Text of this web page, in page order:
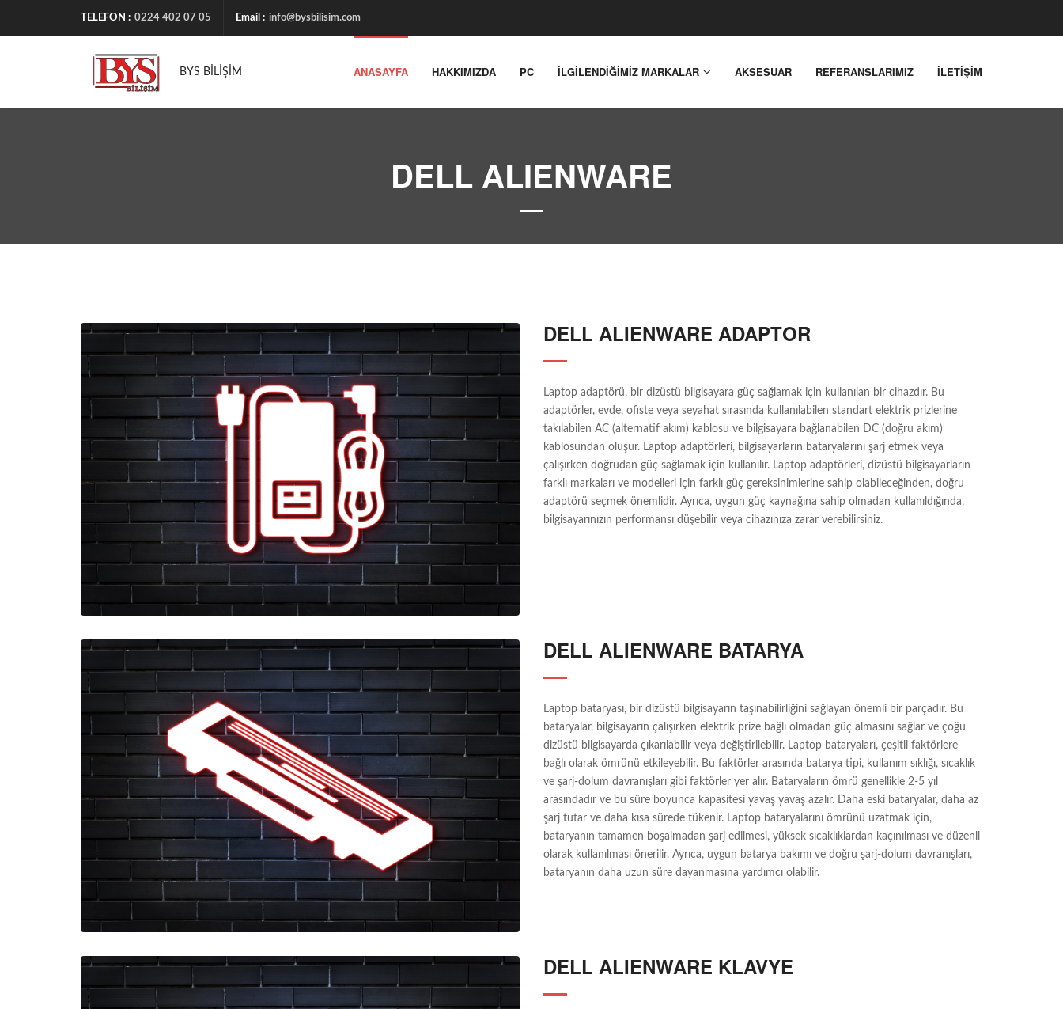
TELEFON : 0224 402 07 05 Email : info@bysbilisim.com
BYS BİLİŞİM ANASAYFA HAKKIMIZDA PC İLGİLENDİĞİMİZ MARKALAR AKSESUAR REFERANSLARIMIZ İLETİŞİM
DELL ALIENWARE
DELL ALIENWARE ADAPTOR
Laptop adaptörü, bir dizüstü bilgisayara güç sağlamak için kullanılan bir cihazdır. Bu
adaptörler, evde, ofiste veya seyahat sırasında kullanılabilen standart elektrik prizlerine
takılabilen AC (alternatif akım) kablosu ve bilgisayara bağlanabilen DC (doğru akım)
kablosundan oluşur. Laptop adaptörleri, bilgisayarların bataryalarını şarj etmek veya
çalışırken doğrudan güç sağlamak için kullanılır. Laptop adaptörleri, dizüstü bilgisayarların
farklı markaları ve modelleri için farklı güç gereksinimlerine sahip olabileceğinden, doğru
adaptörü seçmek önemlidir. Ayrıca, uygun güç kaynağına sahip olmadan kullanıldığında,
bilgisayarınızın performansı düşebilir veya cihazınıza zarar verebilirsiniz.
DELL ALIENWARE BATARYA
Laptop bataryası, bir dizüstü bilgisayarın taşınabilirliğini sağlayan önemli bir parçadır. Bu
bataryalar, bilgisayarın çalışırken elektrik prize bağlı olmadan güç almasını sağlar ve çoğu
dizüstü bilgisayarda çıkarılabilir veya değiştirilebilir. Laptop bataryaları, çeşitli faktörlere
bağlı olarak ömrünü etkileyebilir. Bu faktörler arasında batarya tipi, kullanım sıklığı, sıcaklık
ve şarj-dolum davranışları gibi faktörler yer alır. Bataryaların ömrü genellikle 2-5 yıl
arasındadır ve bu süre boyunca kapasitesi yavaş yavaş azalır. Daha eski bataryalar, daha az
şarj tutar ve daha kısa sürede tükenir. Laptop bataryalarını ömrünü uzatmak için,
bataryanın tamamen boşalmadan şarj edilmesi, yüksek sıcaklıklardan kaçınılması ve düzenli
olarak kullanılması önerilir. Ayrıca, uygun batarya bakımı ve doğru şarj-dolum davranışları,
bataryanın daha uzun süre dayanmasına yardımcı olabilir.
DELL ALIENWARE KLAVYE